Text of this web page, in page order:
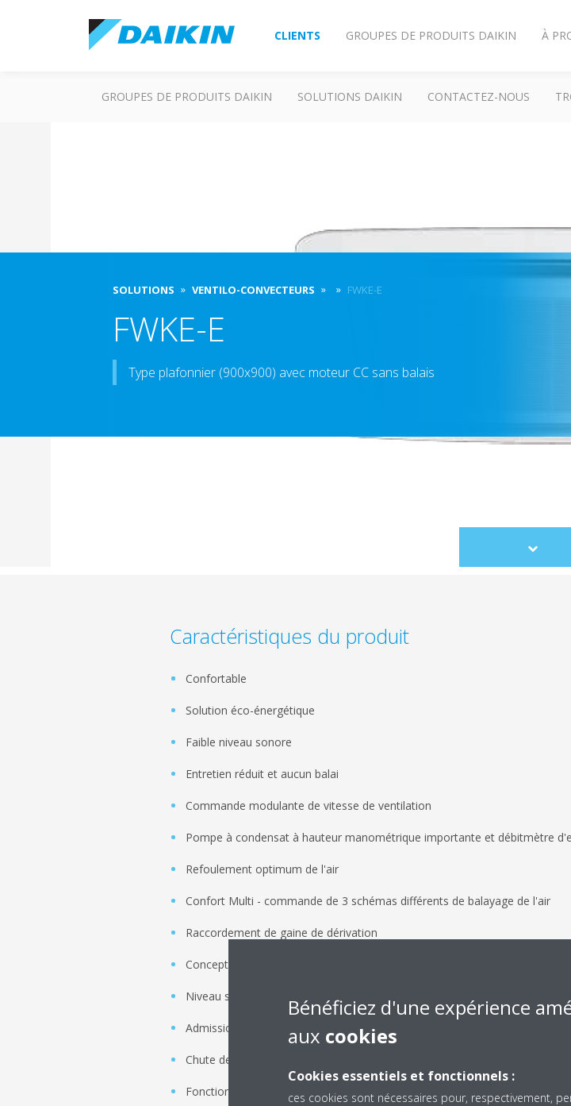
CLIENTS GROUPES DE PRODUITS DAIKIN À
GROUPES DE PRODUITS DAIKIN SOLUTIONS DAIKIN CONTACTEZ-NOUS
SOLUTIONS VENTILO-CONVECTEURS FWKE-E
FWKE-E
Type plafonnier (900x900) avec moteur CC sans balais
Scroll
to
Caractéristiques du produit
Confortable
Solution éco-énergétique
Faible niveau sonore
Entretien réduit et aucun balai
Commande modulante de vitesse de ventilation
Pompe à condensat à hauteur manométrique importante et débitmètre
Refoulement optimum de l'air
Confort Multi - commande de 3 schémas différents de balayage de l'air
Raccordement de gaine de dérivation
Conception à hauteur réduite
Niveau sonore supérieur
Admission d'air frais
Chute de pression d'eau réduite
Fonction Sommeil pour mode rafraîchissement et chauffage
Bénéficiez d'une expérience
aux cookies
Cookies essentiels et fonctionnels :
ces cookies sont nécessaires pour, respectivement,